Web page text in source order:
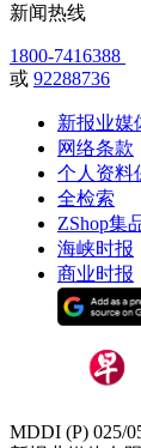
新闻热线
1800-7416388
或 92288736
新报业媒
网络条款
个人资料
全检索
ZShop集
海峡时报
商业时报
MDDI (P) 025/